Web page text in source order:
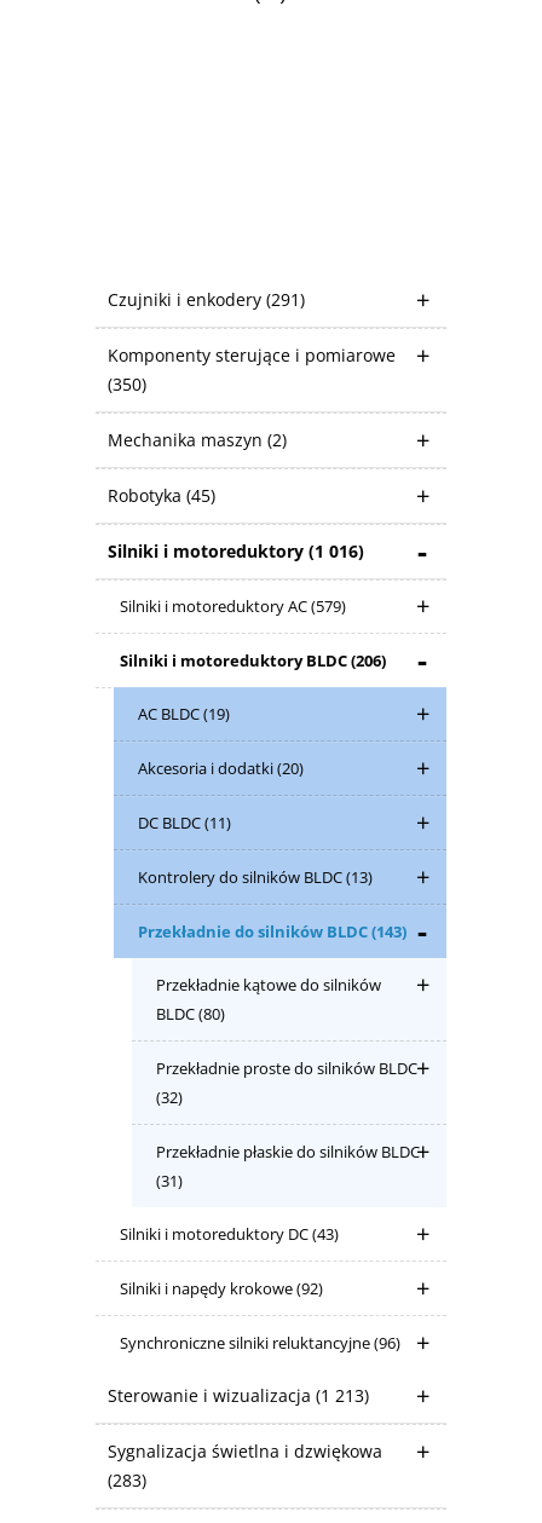
Czujniki i enkodery (291)
Komponenty sterujące i pomiarowe
(350)
Mechanika maszyn (2)
Robotyka (45)
Silniki i motoreduktory (1 016)
Silniki i motoreduktory AC(579)
Silniki i motoreduktory BLDC(206)
AC BLDC(19)
Akcesoria i dodatki(20)
DC BLDC(11)
Kontrolery do silników BLDC(13)
Przekładnie do silników BLDC(143)
Przekładnie kątowe do silników
BLDC(80)
Przekładnie proste do silników BLDC
(32)
Przekładnie płaskie do silników BLDC
(31)
Silniki i motoreduktory DC(43)
Silniki i napędy krokowe(92)
Synchroniczne silniki reluktancyjne(96)
Sterowanie i wizualizacja (1 213)
Sygnalizacja świetlna i dzwiękowa
(283)